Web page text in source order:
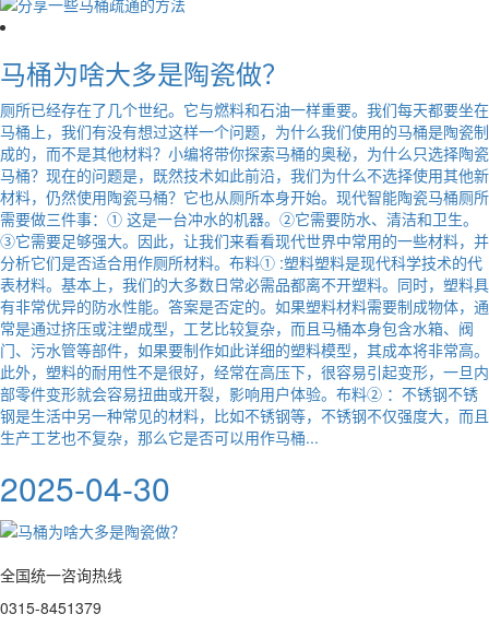
马桶为啥大多是陶瓷做？
厕所已经存在了几个世纪。它与燃料和石油一样重要。我们每天都要坐在
马桶上，我们有没有想过这样一个问题，为什么我们使用的马桶是陶瓷制
成的，而不是其他材料？小编将带你探索马桶的奥秘，为什么只选择陶瓷
马桶？现在的问题是，既然技术如此前沿，我们为什么不选择使用其他新
材料，仍然使用陶瓷马桶？它也从厕所本身开始。现代智能陶瓷马桶厕所
需要做三件事：① 这是一台冲水的机器。②它需要防水、清洁和卫生。
③它需要足够强大。因此，让我们来看看现代世界中常用的一些材料，并
分析它们是否适合用作厕所材料。布料① :塑料塑料是现代科学技术的代
表材料。基本上，我们的大多数日常必需品都离不开塑料。同时，塑料具
有非常优异的防水性能。答案是否定的。如果塑料材料需要制成物体，通
常是通过挤压或注塑成型，工艺比较复杂，而且马桶本身包含水箱、阀
门、污水管等部件，如果要制作如此详细的塑料模型，其成本将非常高。
此外，塑料的耐用性不是很好，经常在高压下，很容易引起变形，一旦内
部零件变形就会容易扭曲或开裂，影响用户体验。布料② ：不锈钢不锈
钢是生活中另一种常见的材料，比如不锈钢等，不锈钢不仅强度大，而且
生产工艺也不复杂，那么它是否可以用作马桶...
2025-04-30
全国统一咨询热线
0315-8451379